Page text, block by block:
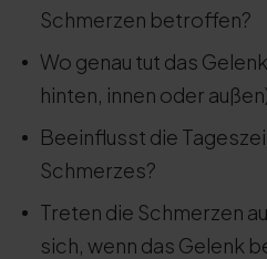
Schmerzen betroffen?
Wo genau tut das
hinten, innen oder
Beeinflusst die
Schmerzes?
Treten die Schmerzen
sich, wenn das Gelenk